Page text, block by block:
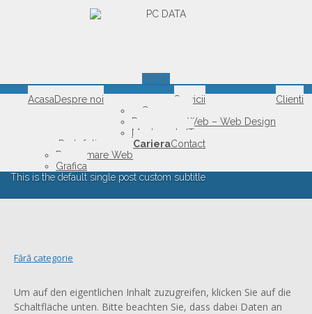
MENU
AcasaDespre noi
Servicii
e-Commerce
Programare Web – Web Design
Mentenanta IT
Clienti
Portofoliu
Programare Web
Grafica
CarieraContact
THIS IS THE DEFAULT
SINGLE POST CUSTOM
TITLE
This is the default single post custom subtitle
Fără categorie
Um auf den eigentlichen Inhalt zuzugreifen, klicken Sie auf die
Schaltfläche unten. Bitte beachten Sie, dass dabei Daten an